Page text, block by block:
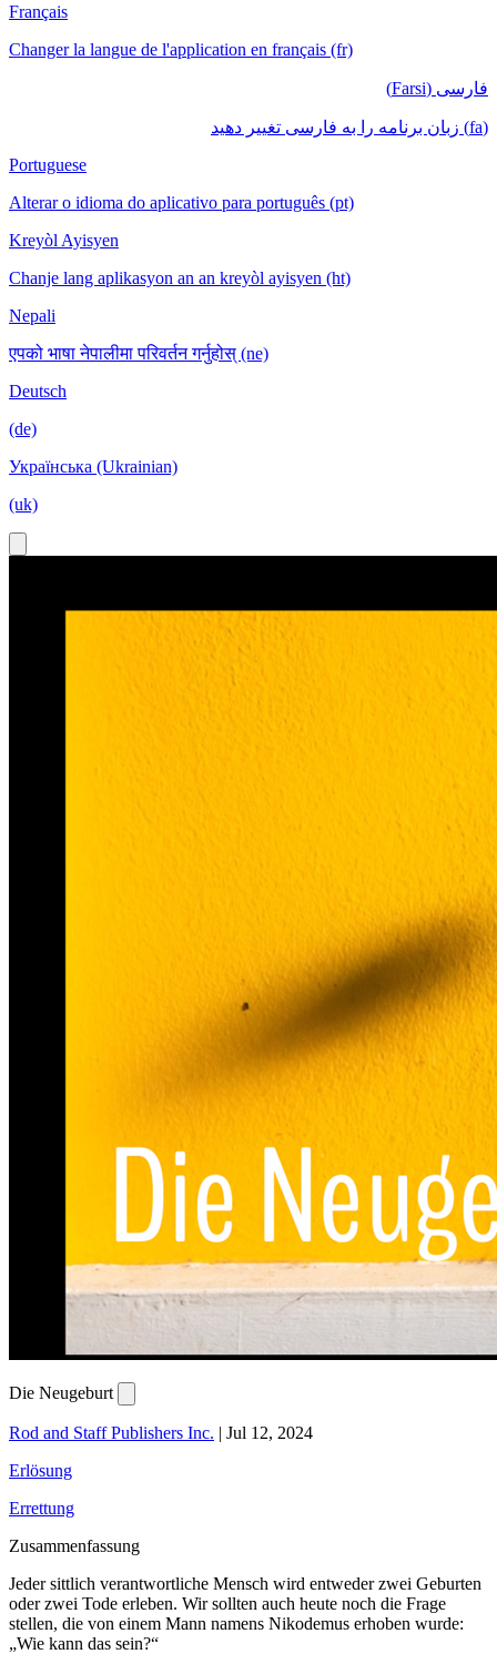
Français
Changer la langue de l'application en français (fr)
فارسی (Farsi)
(fa) زبان برنامه را به فارسی تغییر دهید
Portuguese
Alterar o idioma do aplicativo para português (pt)
Kreyòl Ayisyen
Chanje lang aplikasyon an an kreyòl ayisyen (ht)
Nepali
एपको भाषा नेपालीमा परिवर्तन गर्नुहोस् (ne)
Deutsch
(de)
Українська (Ukrainian)
(uk)
Die Neugeburt
Rod and Staff Publishers Inc. | Jul 12, 2024
Erlösung
Errettung
Zusammenfassung
Jeder sittlich verantwortliche Mensch wird entweder zwei Geburten
oder zwei Tode erleben. Wir sollten auch heute noch die Frage
stellen, die von einem Mann namens Nikodemus erhoben wurde:
„Wie kann das sein?“